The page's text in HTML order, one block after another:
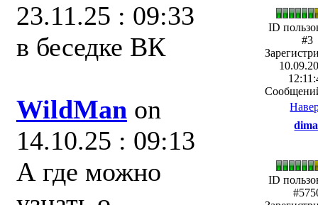
23.11.25 : 09:33
в беседке ВК
WildMan on
14.10.25 : 09:13
А где можно
ID
#3
ID